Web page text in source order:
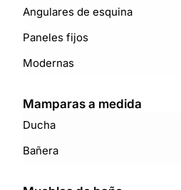
Angulares de esquina
Paneles fijos
Modernas
Mamparas a medida
Ducha
Bañera